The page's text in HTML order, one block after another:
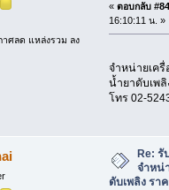
าศลด แหล่งรวม ลง
« ตอบกลับ
16:10:11 น. »
จำหน่ายเครื่
น้ำยาดับเพลิ
โทร 02-
Re: รั
จำหน่
ดับเพลิง รา